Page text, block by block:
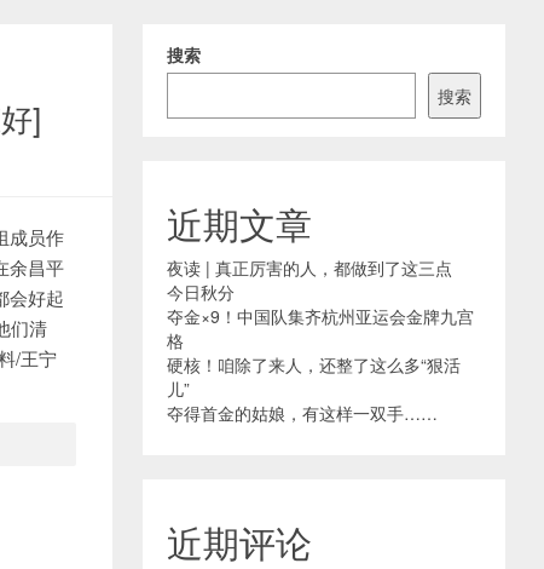
]
成员作
余昌平
会好起
们清
/王宁
搜索
搜索
近期文章
夜读 | 真正厉害的人，都做到了这三点
今日秋分
夺金×9！中国队集齐杭州亚运会金牌九宫
格
硬核！咱除了来人，还整了这么多“狠活
儿”
夺得首金的姑娘，有这样一双手……
近期评论